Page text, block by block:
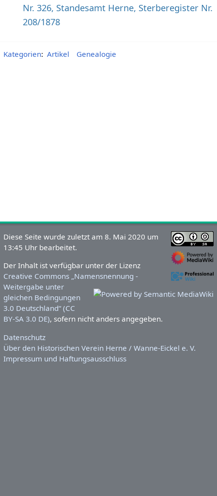
Nr. 326, Standesamt Herne, Sterberegister Nr.
208/1878
Kategorien: Artikel Genealogie
Diese Seite wurde zuletzt am 8. Mai 2020 um
13:45 Uhr bearbeitet.
Der Inhalt ist verfügbar unter der Lizenz
Creative Commons „Namensnennung -
Weitergabe unter
gleichen Bedingungen
3.0 Deutschland“ (CC
BY-SA 3.0 DE), sofern nicht anders angegeben.
Datenschutz
Über den Historischen Verein Herne / Wanne-Eickel e. V.
Impressum und Haftungsausschluss